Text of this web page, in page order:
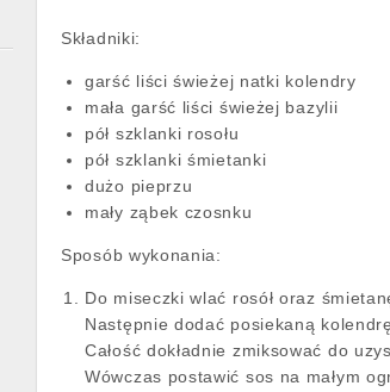
Składniki:
garść liści świeżej natki kolendry
mała garść liści świeżej bazylii
pół szklanki rosołu
pół szklanki śmietanki
dużo pieprzu
mały ząbek czosnku
Sposób wykonania:
Do miseczki wlać rosół oraz
Następnie dodać posiekaną
Całość dokładnie zmiksować do
Wówczas postawić sos na małym